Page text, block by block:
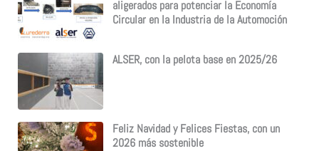
aligerados para potenciar la Economía
Circular en la Industria de la Automoción
ALSER, con la pelota base en 2025/26
Feliz Navidad y Felices Fiestas, con un
2026 más sostenible